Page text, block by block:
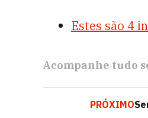
Estes são 4
Acompanhe tudo
PRÓXIMO